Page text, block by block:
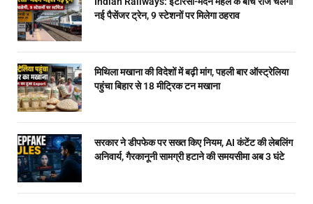
नई पैसेंजर ट्रेन, 9 स्टेशनों पर मिलेगा ठहराव
मिथिला मखाना की विदेशों में बढ़ी मांग, पहली बार ऑस्ट्रेलिया
पहुंचा बिहार से 18 मीट्रिक टन मखाना
सरकार ने डीपफेक पर सख्त किए नियम, AI कंटेंट की लेबलिंग
अनिवार्य, गैरकानूनी सामग्री हटाने की समयसीमा अब 3 घंटे